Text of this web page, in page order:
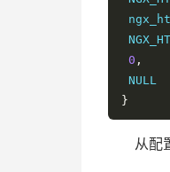
u->
return
}
u->uri
u
last =
0 ,
}
从配